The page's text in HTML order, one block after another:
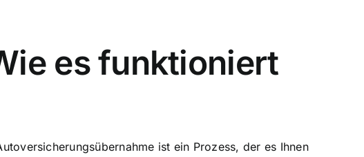
es funktioniert
ist ein Prozess, der es Ihnen